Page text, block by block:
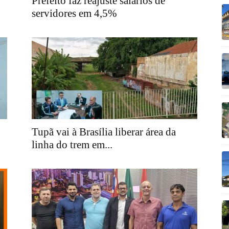
servidores em 4,5%
Tupã vai à Brasília liberar área da
linha do trem em...